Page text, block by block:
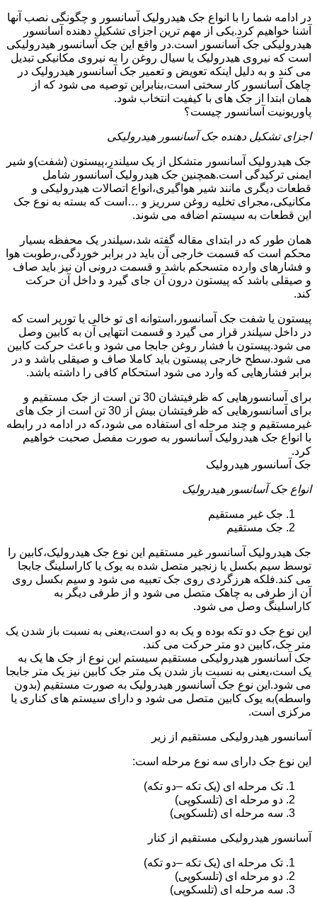
در ادامه شما را با انواع جک هیدرولیک آسانسور و چگونگی نصب آنها
آشنا خواهیم کرد.یکی از مهم ترین اجزای تشکیل دهنده آسانسور
هیدرولیکی جک آسانسور است.در واقع این جک آسانسور هیدرولیکی
است که نیروی هیدرولیک یا سیال روغن را به نیروی مکانیکی تبدیل
می کند و به دلیل اینکه تعویض و تعمیر جک آسانسور هیدرولیک در
چاهک آسانسور کار سختی است،بنابراین توصیه می شود که از
همان ابتدا از جک های با کیفیت انتخاب شود.
پاوریونیت آسانسور چیست؟
اجزای تشکیل دهنده جک آسانسور هیدرولیکی
جک هیدرولیک آسانسور متشکل از یک سیلندر،پیستون (شفت)و شیر
ایمنی ترکیدگی است.همچنین جک هیدرولیک آسانسور شامل
قطعات دیگری مانند شیر هواگیری،انواع اتصالات هیدرولیکی و
مکانیکی،مجرای تخلیه روغن سرریز و …است که بسته به نوع جک
این قطعات به سیستم اضافه می شوند.
همان طور که در ابتدای مقاله گفته شد،سیلندر یک محفظه بسیار
محکم است که قسمت خارجی آن باید در برابر خوردگی،رطوبت هوا
و فشارهای وارده متسحکم باشد و قسمت درونی آن نیز باید صاف
و صیقلی باشد که پیستون درون آن جای گیرد و داخل آن حرکت
کند.
پیستون یا شفت جک آسانسور،استوانه ای تو خالی یا تورپر است که
در داخل سیلندر قرار می گیرد و قسمت انتهایی آن به کابین وصل
می شود.پیستون با فشار روغن جابجا می شود و باعث حرکت کابین
می شود.سطح خارجی پیستون باید کاملا صاف و صیقلی باشد و در
برابر فشارهایی که وارد می شود استحکام کافی را داشته باشد.
برای آسانسورهایی که ظرفیتشان 30 تن است از جک مستقیم و
برای آسانسورهایی که ظرفیتشان بیش از 30 تن است از جک های
غیرمستقیم و چند مرحله ای استفاده می شود،که در ادامه در رابطه
با انواع جک هیدرولیک آسانسور به صورت مفصل صحبت خواهیم
کرد.
جک آسانسور هیدرولیک
انواع جک آسانسور هیدرولیک
جک غیر مستقیم
جک مستقیم
جک هیدرولیک آسانسور غیر مستقیم این نوع جک هیدرولیک،کابین را
توسط سیم بکسل یا زنجیر متصل شده به یوک یا کاراسلینگ جابجا
می کند.فلکه هرزگردی روی جک تعبیه می شود و سیم بکسل روی
آن از طرفی به چاهک متصل می شود و از طرفی دیگر به
کاراسلینگ وصل می شود.
این نوع جک دو تکه بوده و یک به دو است،یعنی به نسبت باز شدن یک
متر جک،کابین دو متر حرکت می کند.
جک آسانسور هیدرولیکی مستقیم سیستم این نوع از جک ها یک به
یک است،یعنی به نسبت باز شدن یک متر جک کابین نیز یک متر جابجا
می شود.این نوع جک آسانسور هیدرولیک به صورت مستقیم (بدون
واسطه)به یوک کابین متصل می شود و دارای سیستم های کناری یا
مرکزی است.
آسانسور هیدرولیکی مستقیم از زیر
این نوع جک دارای سه نوع مرحله است:
تک مرحله ای (یک تکه –دو تکه)
دو مرحله ای (تلسکوپی)
سه مرحله ای (تلسکوپی)
آسانسور هیدرولیکی مستقیم از کنار
تک مرحله ای (یک تکه –دو تکه)
دو مرحله ای (تلسکوپی)
سه مرحله ای (تلسکوپی)